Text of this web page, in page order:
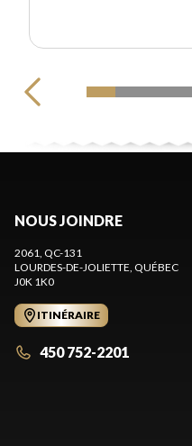
NOUS JOINDRE
2061, QC-131
LOURDES-DE-JOLIETTE , QUÉBEC
J0K 1K0
ITINÉRAIRE
450 752-2201